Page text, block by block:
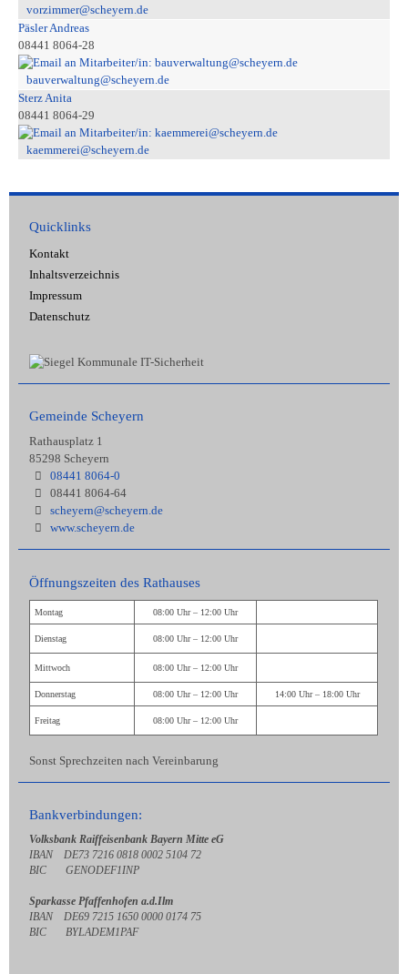
vorzimmer@scheyern.de
Päsler Andreas
08441 8064-28
bauverwaltung@scheyern.de
Sterz Anita
08441 8064-29
kaemmerei@scheyern.de
Quicklinks
Kontakt
Inhaltsverzeichnis
Impressum
Datenschutz
Gemeinde Scheyern
Rathausplatz 1
85298 Scheyern
08441 8064-0
08441 8064-64
scheyern@scheyern.de
www.scheyern.de
Öffnungszeiten des Rathauses
Montag 08:00 Uhr – 12:00 Uhr
Dienstag 08:00 Uhr – 12:00 Uhr
Mittwoch 08:00 Uhr – 12:00 Uhr
Donnerstag 08:00 Uhr – 12:00 Uhr 14:00 Uhr – 18:00 Uhr
Freitag 08:00 Uhr – 12:00 Uhr
Sonst Sprechzeiten nach Vereinbarung
Bankverbindungen:
Volksbank Raiffeisenbank Bayern Mitte eG
IBAN DE73 7216 0818 0002 5104 72
BIC GENODEF1INP
Sparkasse Pfaffenhofen a.d.Ilm
IBAN DE69 7215 1650 0000 0174 75
BIC BYLADEM1PAF